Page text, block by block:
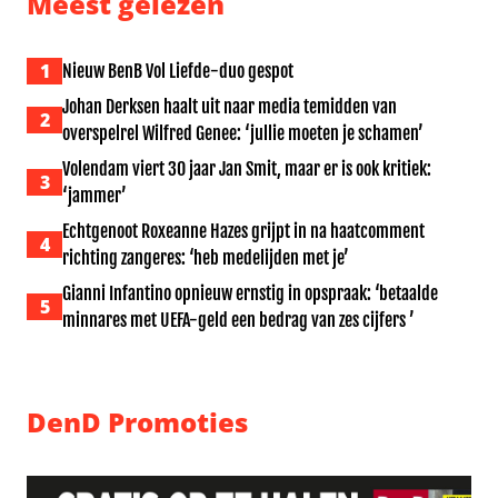
1 Nieuw BenB Vol Liefde-duo gespot
2
Johan Derksen haalt uit naar media temidden van
overspelrel Wilfred Genee: ‘jullie moeten je schamen’
3
Volendam viert 30 jaar Jan Smit, maar er is ook kritiek:
‘jammer’
4
Echtgenoot Roxeanne Hazes grijpt in na haatcomment
richting zangeres: ‘heb medelijden met je’
5
Gianni Infantino opnieuw ernstig in opspraak: ‘betaalde
minnares met UEFA-geld een bedrag van zes cijfers ’
DenD Promoties